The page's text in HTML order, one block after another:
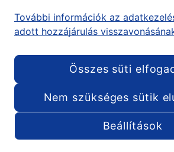
További információk az
adott hozzájárulás
Beállítások
Nem szükséges sütik
Összes süti